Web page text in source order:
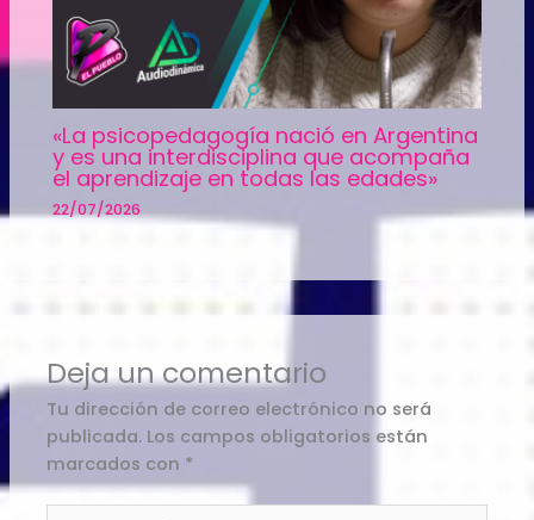
«La psicopedagogía nació en Argentina
y es una interdisciplina que acompaña
el aprendizaje en todas las edades»
22/07/2026
Deja un comentario
Tu dirección de correo electrónico no será
publicada. Los campos obligatorios están
marcados con *